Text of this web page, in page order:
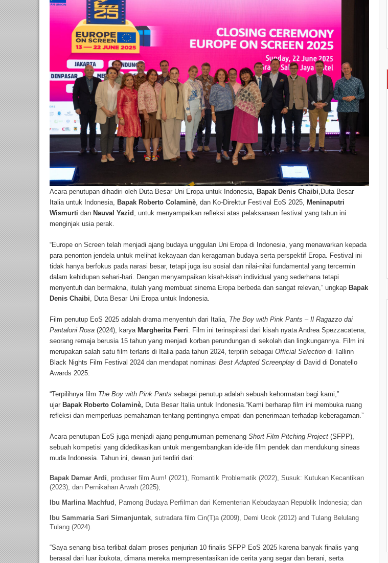
Acara penutupan dihadiri oleh Duta Besar Uni Eropa untuk Indonesia, Bapak Denis Chaibi ,Duta Besar
Italia untuk Indonesia,
Bapak Roberto Colaminè , dan Ko-Direktur Festival EoS 2025,
Meninaputri
Wismurti dan Nauval Yazid
, untuk menyampaikan refleksi atas pelaksanaan festival yang tahun ini
menginjak usia perak.
“Europe on Screen telah menjadi ajang budaya unggulan Uni Eropa di Indonesia, yang menawarkan kepada
para penonton jendela untuk melihat kekayaan dan keragaman budaya serta perspektif Eropa. Festival ini
tidak hanya berfokus pada narasi besar, tetapi juga isu sosial dan nilai-nilai fundamental yang tercermin
dalam kehidupan sehari-hari. Dengan menyampaikan kisah-kisah individual yang sederhana tetapi
menyentuh dan bermakna, itulah yang membuat sinema Eropa berbeda dan sangat relevan,” ungkap Bapak
Denis Chaibi , Duta Besar Uni Eropa untuk Indonesia.
Film penutup EoS 2025 adalah drama menyentuh dari Italia, The Boy with Pink Pants – Il Ragazzo dai
Pantaloni Rosa (2024), karya Margherita Ferri . Film ini terinspirasi dari kisah nyata Andrea Spezzacatena,
seorang remaja berusia 15 tahun yang menjadi korban perundungan di sekolah dan lingkungannya. Film ini
merupakan salah satu film terlaris di Italia pada tahun 2024, terpilih sebagai Official Selection di Tallinn
Black Nights Film Festival 2024 dan mendapat nominasi Best Adapted Screenplay di David di Donatello
Awards 2025.
“Terpilihnya film The Boy with Pink Pants sebagai penutup adalah sebuah kehormatan bagi kami,”
ujar Bapak Roberto Colaminè, Duta Besar Italia untuk Indonesia.“Kami berharap film ini membuka ruang
refleksi dan memperluas pemahaman tentang pentingnya empati dan penerimaan terhadap keberagaman.”
Acara penutupan EoS juga menjadi ajang pengumuman pemenang Short Film Pitching Project (SFPP),
sebuah kompetisi yang didedikasikan untuk mengembangkan ide-ide film pendek dan mendukung sineas
muda Indonesia. Tahun ini, dewan juri terdiri dari:
Bapak Damar Ardi , produser film Aum! (2021), Romantik Problematik (2022), Susuk: Kutukan Kecantikan
(2023), dan Pernikahan Arwah (2025);
Ibu Marlina Machfud
, Pamong Budaya Perfilman dari Kementerian Kebudayaan Republik Indonesia; dan
Ibu Sammaria Sari Simanjuntak , sutradara film Cin(T)a (2009), Demi Ucok (2012) and Tulang Belulang
Tulang (2024).
“Saya senang bisa terlibat dalam proses penjurian 10 finalis SFPP EoS 2025 karena banyak finalis yang
berasal dari luar ibukota, dimana mereka mempresentasikan ide cerita yang segar dan berani, serta